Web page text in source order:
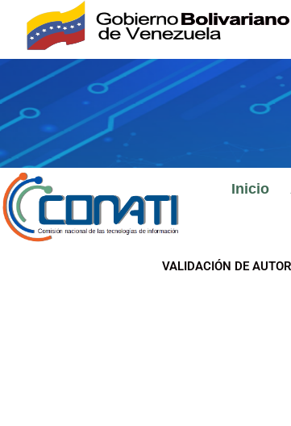
contenido
Inicio
VALIDACIÓN DE